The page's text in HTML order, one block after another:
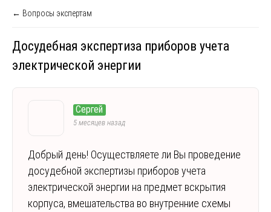
← Вопросы экспертам
Досудебная экспертиза приборов учета
электрической энергии
Сергей
5 месяцев назад
Добрый день! Осуществляете ли Вы проведение
досудебной экспертизы приборов учета
электрической энергии на предмет вскрытия
корпуса, вмешательства во внутренние схемы